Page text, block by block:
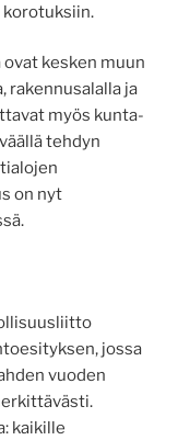
kesken muun
rakennusalalla ja
myös kunta-
tehdyn
on nyt
jossa
vuoden
kaikille